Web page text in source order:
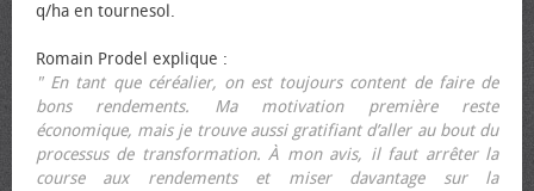
q/ha en tournesol.
Romain Prodel explique :
" En tant que céréalier, on est toujours content de faire de
bons rendements. Ma motivation première reste
économique, mais je trouve aussi gratifiant d’aller au bout du
processus de transformation. À mon avis, il faut arrêter la
course aux rendements et miser davantage sur la